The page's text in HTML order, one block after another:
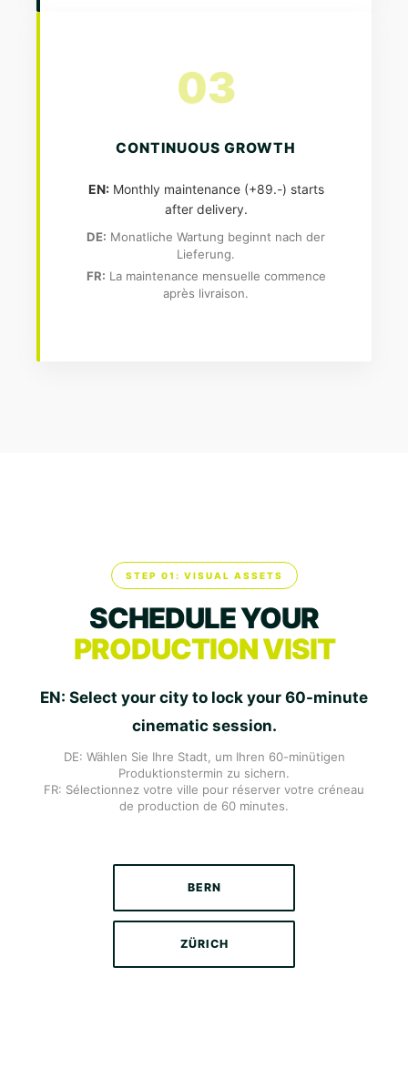
03
CONTINUOUS GROWTH
EN:Monthly maintenance (+89.-) starts
after delivery.
DE: Monatliche Wartung beginnt nach der
Lieferung.
FR: La maintenance mensuelle commence
après livraison.
STEP 01: VISUAL ASSETS
SCHEDULE YOUR
PRODUCTION VISIT
EN: Select your city to lock your 60-minute
cinematic session.
DE: Wählen Sie Ihre Stadt, um Ihren 60-minütigen
Produktionstermin zu sichern.
FR: Sélectionnez votre ville pour réserver votre créneau
de production de 60 minutes.
BERN
ZÜRICH